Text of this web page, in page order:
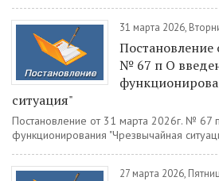
31 марта 2026,
Постановление
№ 67 п О
ситуация"
Постановление от 31 марта 2026г. №
функционирования "Чрезвычайная
27 марта 2026,